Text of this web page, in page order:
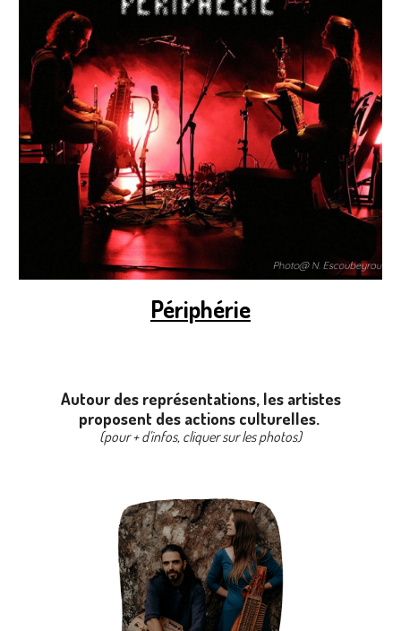
Périphérie
Autour des représentations, les artistes
proposent des actions culturelles.
(pour + d'infos, cliquer sur les photos)